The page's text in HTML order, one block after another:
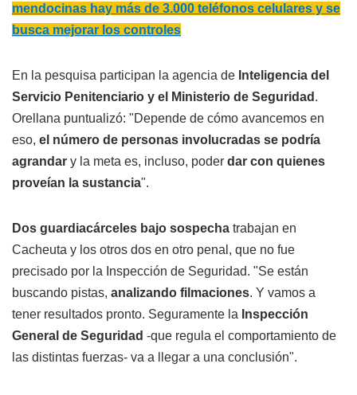
mendocinas hay más de 3.000 teléfonos celulares y se
busca mejorar los controles
En la pesquisa participan la agencia de Inteligencia del
Servicio Penitenciario y el Ministerio de Seguridad .
Orellana puntualizó: "Depende de cómo avancemos en
eso, el número de personas involucradas se podría
agrandar y la meta es, incluso, poder dar con quienes
proveían la sustancia".
Dos guardiacárceles bajo sospecha trabajan en
Cacheuta y los otros dos en otro penal, que no fue
precisado por la Inspección de Seguridad. "Se están
buscando pistas, analizando filmaciones. Y vamos a
tener resultados pronto. Seguramente la Inspección
General de Seguridad -que regula el comportamiento de
las distintas fuerzas- va a llegar a una conclusión".